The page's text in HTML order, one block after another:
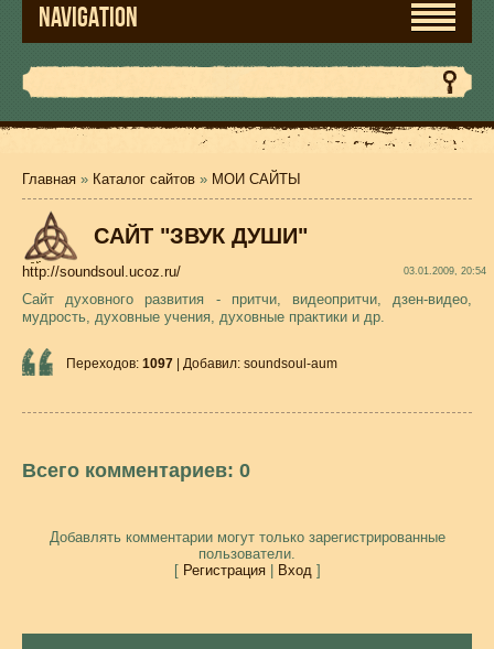
NAVIGATION
Главная » Каталог сайтов » МОИ САЙТЫ
САЙТ "ЗВУК ДУШИ"
http://soundsoul.ucoz.ru/ 03.01.2009, 20:54
Сайт духовного развития - притчи, видеопритчи, дзен-видео,
мудрость, духовные учения, духовные практики и др.
Переходов: 1097 Добавил: soundsoul-aum
Всего комментариев: 0
Добавлять комментарии могут только зарегистрированные
пользователи.
[ Регистрация| Вход]